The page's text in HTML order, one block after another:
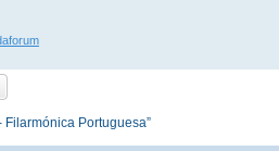
Filarmónica Portuguesa”